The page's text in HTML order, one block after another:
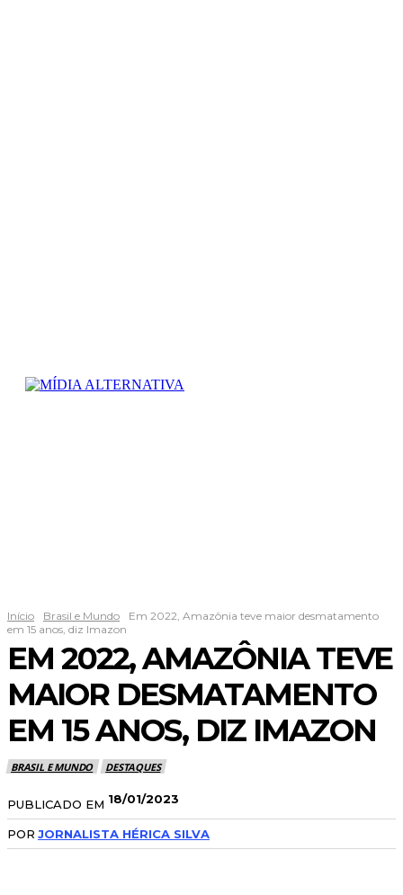
Início Brasil e Mundo
Em 2022, Amazônia teve maior desmatamento
em 15 anos, diz Imazon
EM 2022, AMAZÔNIA TEVE
MAIOR DESMATAMENTO
EM 15 ANOS, DIZ IMAZON
BRASIL E MUNDO DESTAQUES
PUBLICADO EM 18/01/2023
POR JORNALISTA HÉRICA SILVA